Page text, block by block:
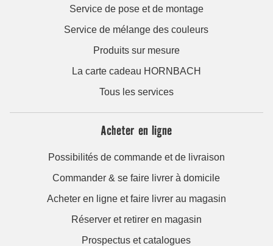
Service de pose et de montage
Service de mélange des couleurs
Produits sur mesure
La carte cadeau HORNBACH
Tous les services
Acheter en ligne
Possibilités de commande et de livraison
Commander & se faire livrer à domicile
Acheter en ligne et faire livrer au magasin
Réserver et retirer en magasin
Prospectus et catalogues